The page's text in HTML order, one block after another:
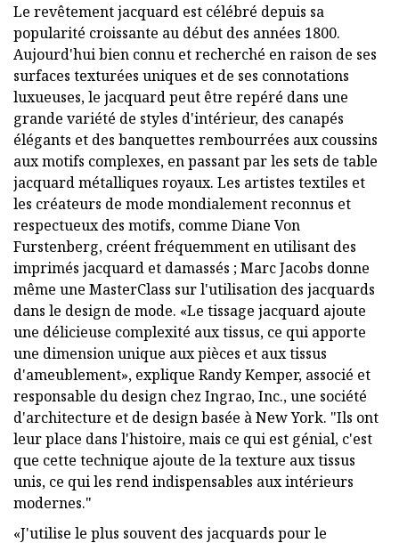
Le revêtement jacquard est célébré depuis sa
popularité croissante au début des années 1800.
Aujourd'hui bien connu et recherché en raison de ses
surfaces texturées uniques et de ses connotations
luxueuses, le jacquard peut être repéré dans une
grande variété de styles d'intérieur, des canapés
élégants et des banquettes rembourrées aux coussins
aux motifs complexes, en passant par les sets de table
jacquard métalliques royaux. Les artistes textiles et
les créateurs de mode mondialement reconnus et
respectueux des motifs, comme Diane Von
Furstenberg, créent fréquemment en utilisant des
imprimés jacquard et damassés ; Marc Jacobs donne
même une MasterClass sur l'utilisation des jacquards
dans le design de mode. «Le tissage jacquard ajoute
une délicieuse complexité aux tissus, ce qui apporte
une dimension unique aux pièces et aux tissus
d'ameublement», explique Randy Kemper, associé et
responsable du design chez Ingrao, Inc., une société
d'architecture et de design basée à New York. "Ils ont
leur place dans l'histoire, mais ce qui est génial, c'est
que cette technique ajoute de la texture aux tissus
unis, ce qui les rend indispensables aux intérieurs
modernes."
«J'utilise le plus souvent des jacquards pour le